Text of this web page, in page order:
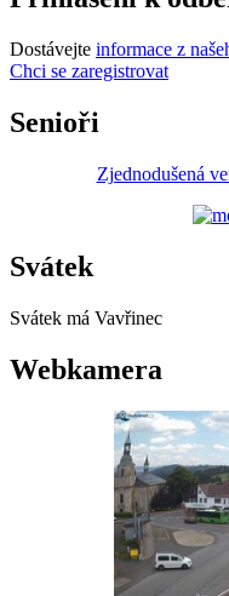
Dostávejte informace z
Chci se zaregistrovat
Senioři
Zjednodušená
Svátek
Svátek má Vavřinec
Webkamera